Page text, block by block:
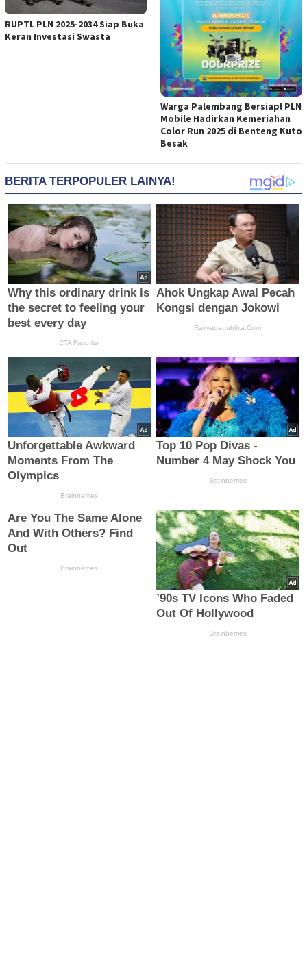
RUPTL PLN 2025-2034 Siap Buka
Keran Investasi Swasta
Warga Palembang Bersiap! PLN
Mobile Hadirkan Kemeriahan
Color Run 2025 di Benteng Kuto
Besak